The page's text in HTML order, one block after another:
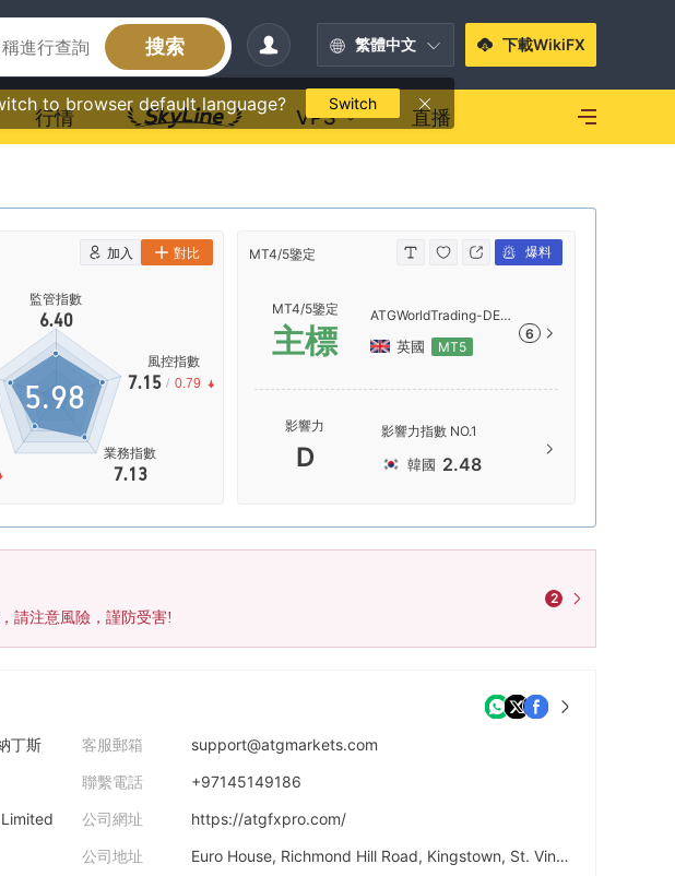
搜索 繁體中文
to browser default language? Switch
下載WikiFX
行情 VPS 直播
監管指數
6.40
業務指數
7.13
風控指數
7.15 / 0.79
5.98
MT4/5鑒定
MT4/5鑒定
主標
ATGWorldTrading-DEM
英國 MT5
6
影響力
D
影響力指數 NO.1
韓國 2.48
加入 對比 爆料
請注意風險，謹防受害!
2
丁斯
客服郵箱
support@atgmarkets.com
聯繫電話
+97145149186
公司網址
https://atgfxpro.com/
公司地址
Euro House, Richmond Hill Road, Kingstown, St. Vincent and the Grenadines